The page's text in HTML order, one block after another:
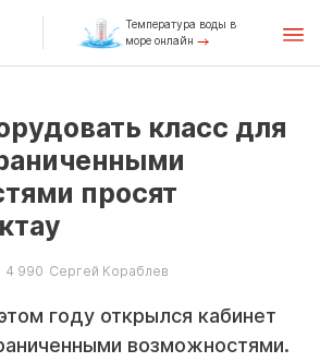
Температура воды в
море онлайн
класс для
просят
4 990 Сергей Кораблев
году открылся кабинет
возможностями.